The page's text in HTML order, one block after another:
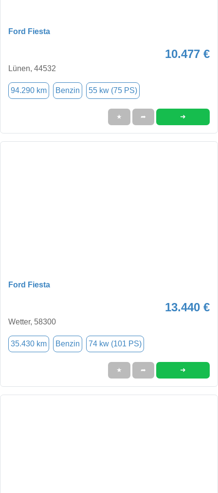
Ford Fiesta
10.477 €
Lünen, 44532
94.290 km Benzin 55 kw (75 PS)
★ ➦ ➜
Ford Fiesta
13.440 €
Wetter, 58300
35.430 km Benzin 74 kw (101 PS)
★ ➦ ➜